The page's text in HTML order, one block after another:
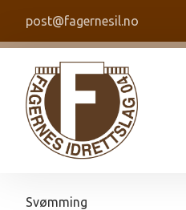
post@fagernesil.no
Svømming